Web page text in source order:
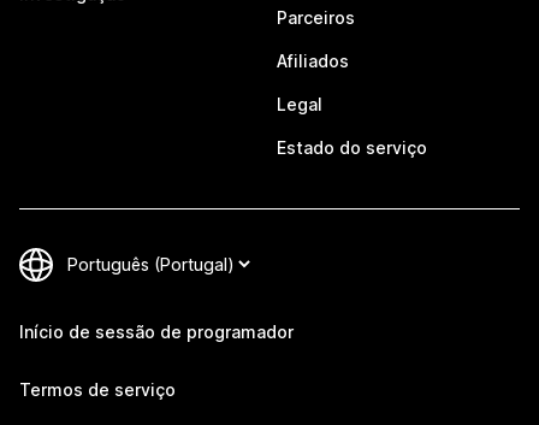
Parceiros
Afiliados
Legal
Estado do serviço
Início de sessão de programador
Termos de serviço